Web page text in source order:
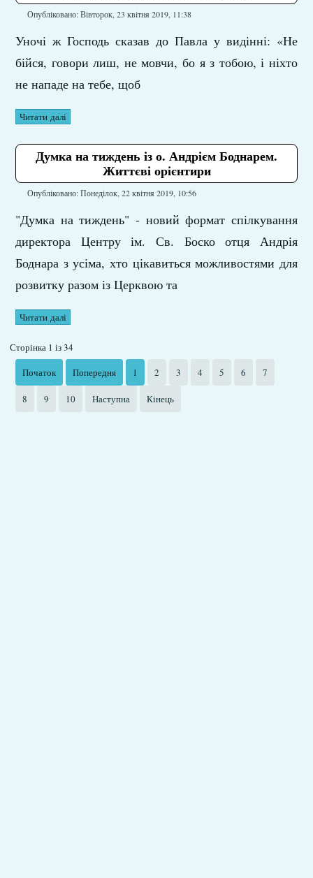
Опубліковано: Вівторок, 23 квітня 2019, 11:38
Уночі ж Господь сказав до Павла у видінні: «Не
бійся, говори лиш, не мовчи, бо я з тобою, і ніхто
не нападе на тебе, щоб
Читати далі
Думка на тиждень із о. Андрієм Боднарем.
Життєві орієнтири
Опубліковано: Понеділок, 22 квітня 2019, 10:56
"Думка на тиждень" - новий формат спілкування
директора Центру ім. Св. Боско отця Андрія
Боднара з усіма, хто цікавиться можливостями для
розвитку разом із Церквою та
Читати далі
Сторінка 1 із 34
Початок
Попередня 1 2 3 4 5 6 7
8 9 10 Наступна Кінець